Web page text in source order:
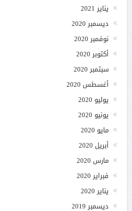
يناير 2021
ديسمبر 2020
نوفمبر 2020
أكتوبر 2020
سبتمبر 2020
أغسطس 2020
يوليو 2020
يونيو 2020
مايو 2020
أبريل 2020
مارس 2020
فبراير 2020
يناير 2020
ديسمبر 2019